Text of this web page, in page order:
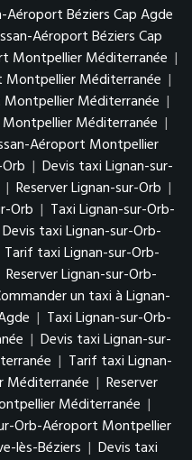
Aéroport Béziers Cap Agde
Aéroport Béziers Cap
Montpellier Méditerranée |
Méditerranée |
Méditerranée |
Méditerranée |
Aéroport Montpellier
| Devis taxi Lignan-sur-
| Reserver Lignan-sur-Orb |
Orb | Taxi Lignan-sur-Orb-
Devis taxi Lignan-sur-Orb-
Tarif taxi Lignan-sur-Orb-
Reserver Lignan-sur-Orb-
un taxi à Lignan-
| Taxi Lignan-sur-Orb-
| Devis taxi Lignan-sur-
| Tarif taxi Lignan-
| Reserver
Méditerranée |
Orb-Aéroport Montpellier
lès-Béziers | Devis taxi